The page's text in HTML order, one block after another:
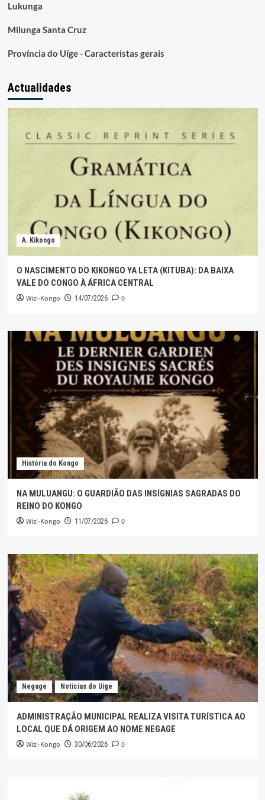
Lukunga
Milunga Santa Cruz
Província do Uíge - Caracteristas gerais
Actualidades
A. Kikongo
O NASCIMENTO DO KIKONGO YA LETA (KITUBA): DA BAIXA
VALE DO CONGO À ÁFRICA CENTRAL
Wizi-Kongo 14/07/2026 0
História do Kongo
NA MULUANGU: O GUARDIÃO DAS INSÍGNIAS SAGRADAS DO
REINO DO KONGO
Wizi-Kongo 11/07/2026 0
Negage Noticias do Uige
ADMINISTRAÇÃO MUNICIPAL REALIZA VISITA TURÍSTICA AO
LOCAL QUE DÁ ORIGEM AO NOME NEGAGE
Wizi-Kongo 30/06/2026 0